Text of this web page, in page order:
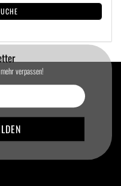
verpassen!